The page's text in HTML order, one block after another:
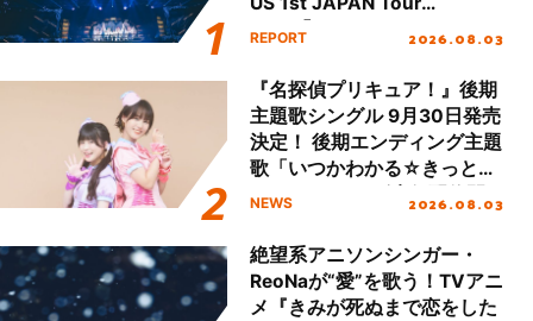
Final「NICE to meet YOU
ート!!
REPORT 2026.08.03
『名探偵プリキュア！』後期
主題歌シングル 9月30日発売
決定！ 後期エンディング主題
歌「いつかわかる☆きっとあ
える」TVサイズ先行配信開
NEWS 2026.08.03
絶望系アニソンシンガー・
ReoNaが“愛”を歌う！TVアニ
メ『きみが死ぬまで恋をした